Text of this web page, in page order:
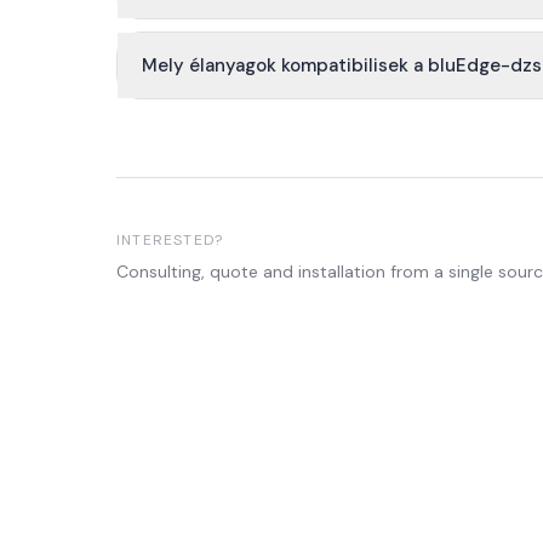
Mely élanyagok kompatibilisek a bluEdge-
INTERESTED?
Consulting, quote and installation from a single